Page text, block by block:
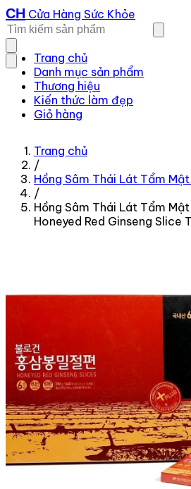
CH Cửa Hàng Sức Khỏe
Trang chủ
Danh mục sản phẩm
Thương hiệu
Kiến thức làm đẹp
Giỏ hàng
Trang chủ
/
Hồng Sâm Thái Lát Tẩm
/
Hồng Sâm Thái Lát Tẩm
Honeyed Red Ginseng Slice